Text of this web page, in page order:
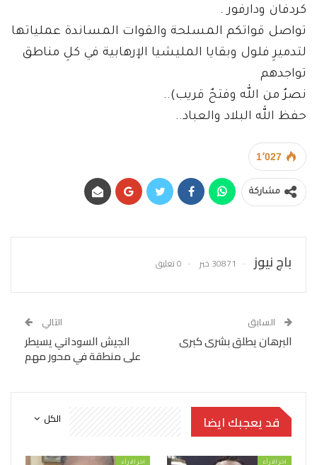
كردفان ودارفور .
تواصل قواتكم المسلحة والقوات المساندة عملياتها
لتدميرِ فلول وبقايا المليشيا الإرهابية في كلِ مناطق
تواجدهم
نصرٌ من الله وفتحٌ قريب)..
حفظ الله البلاد والعباد..
1٬027
مشاركة
باج نيوز 30871 خبر 0 تعليق
السابق
البرهان يطلق بشرى كبرى
التالي
الجيش السوداني يسيطر
على منطقة في محور مهم
الكل قد يعجبك ايضا
اخر الارأء اخر الارأء